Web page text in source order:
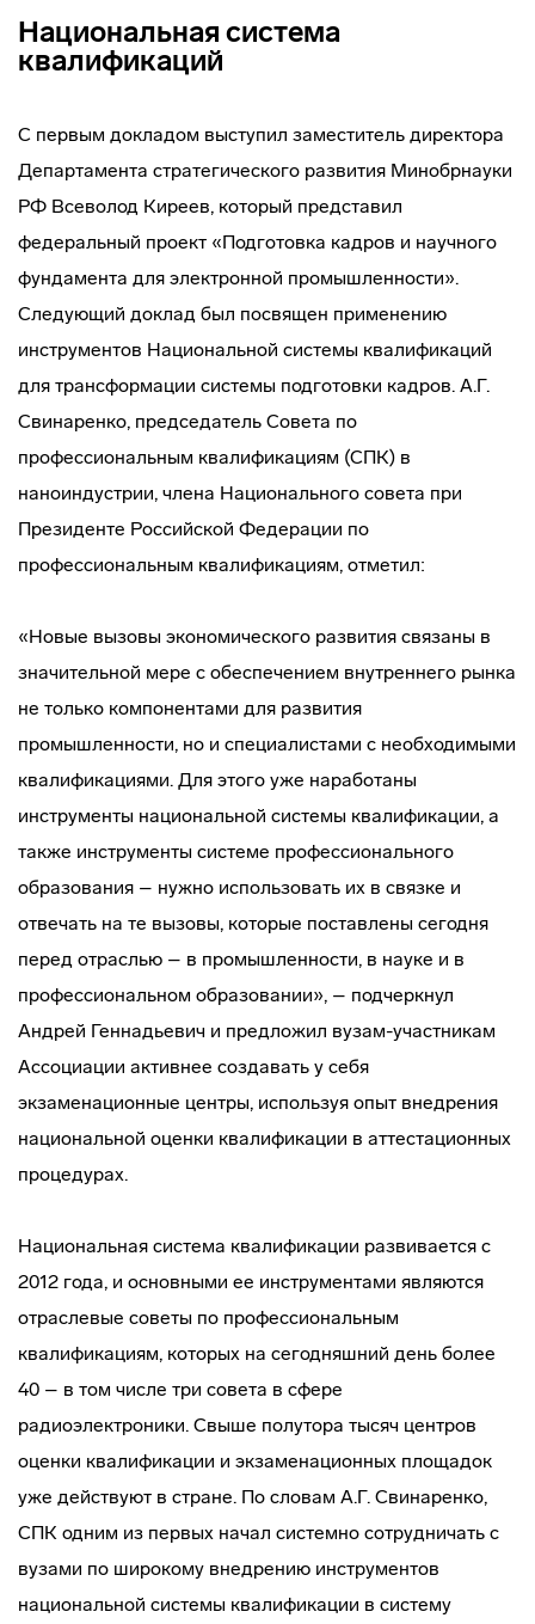
Национальная система
квалификаций
С первым докладом выступил заместитель директора
Департамента стратегического развития Минобрнауки
РФ Всеволод Киреев, который представил
федеральный проект «Подготовка кадров и научного
фундамента для электронной промышленности».
Следующий доклад был посвящен применению
инструментов Национальной системы квалификаций
для трансформации системы подготовки кадров. А.Г.
Свинаренко, председатель Совета по
профессиональным квалификациям (СПК) в
наноиндустрии, члена Национального совета при
Президенте Российской Федерации по
профессиональным квалификациям, отметил:
«Новые вызовы экономического развития связаны в
значительной мере с обеспечением внутреннего рынка
не только компонентами для развития
промышленности, но и специалистами с необходимыми
квалификациями. Для этого уже наработаны
инструменты национальной системы квалификации, а
также инструменты системе профессионального
образования – нужно использовать их в связке и
отвечать на те вызовы, которые поставлены сегодня
перед отраслью – в промышленности, в науке и в
профессиональном образовании», – подчеркнул
Андрей Геннадьевич и предложил вузам-участникам
Ассоциации активнее создавать у себя
экзаменационные центры, используя опыт внедрения
национальной оценки квалификации в аттестационных
процедурах.
Национальная система квалификации развивается с
2012 года, и основными ее инструментами являются
отраслевые советы по профессиональным
квалификациям, которых на сегодняшний день более
40 – в том числе три совета в сфере
радиоэлектроники. Свыше полутора тысяч центров
оценки квалификации и экзаменационных площадок
уже действуют в стране. По словам А.Г. Свинаренко,
СПК одним из первых начал системно сотрудничать с
вузами по широкому внедрению инструментов
национальной системы квалификации в систему